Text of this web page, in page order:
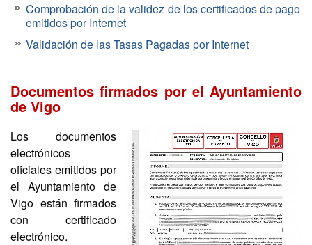
Comprobación de la validez de los certificados de pago
emitidos por Internet
Validación de las Tasas Pagadas por Internet
Documentos firmados por el Ayuntamiento
de Vigo
Los documentos
electrónicos
oficiales emitidos por
el Ayuntamiento de
Vigo están firmados
con certificado
electrónico.